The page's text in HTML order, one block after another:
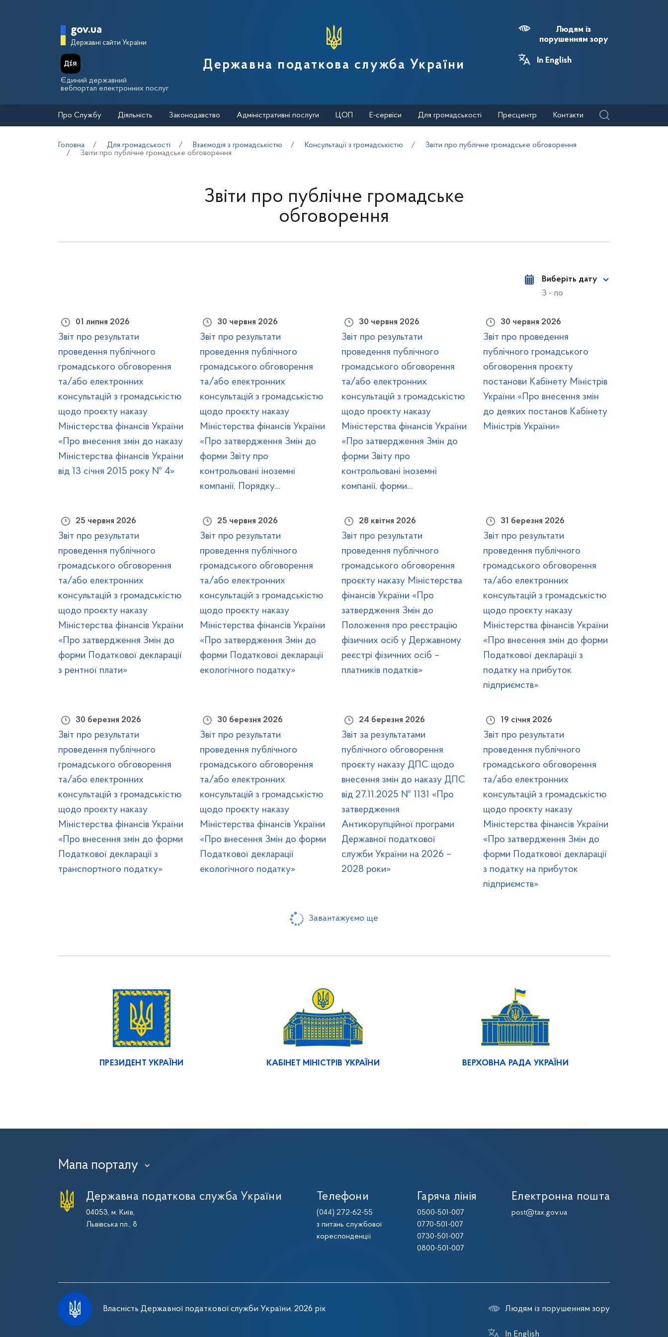
Головна сторінка Державної податкової служби України
gov.ua
Державні сайти України
Єдиний державний
вебпортал електронних послуг
Державна податкова служба України
Людям із
порушенням зору
In English
Про Службу Діяльність Законодавство Адміністративні послуги ЦОП Е-сервіси Для громадськості Пресцентр Контакти
Головна Для громадськості Взаємодія з громадськістю Консультації з громадськістю
Звіти про публічне громадське обговорення
Звіти про публічне громадське обговорення
Звіти про публічне громадське
обговорення
Виберіть дату
З - по
01 липня 2026
Звіт про результати
проведення публічного
громадського обговорення
та/або електронних
консультацій з громадськістю
щодо проєкту наказу
Міністерства фінансів України
«Про внесення змін до наказу
Міністерства фінансів України
від 13 січня 2015 року № 4»
30 червня 2026
Звіт про результати
проведення публічного
громадського обговорення
та/або електронних
консультацій з громадськістю
щодо проєкту наказу
Міністерства фінансів України
«Про затвердження Змін до
форми Звіту про
контрольовані іноземні
компанії, Порядку...
30 червня 2026
Звіт про результати
проведення публічного
громадського обговорення
та/або електронних
консультацій з громадськістю
щодо проєкту наказу
Міністерства фінансів України
«Про затвердження Змін до
форми Звіту про
контрольовані іноземні
компанії, форми...
30 червня 2026
Звіт про проведення
публічного громадського
обговорення проєкту
постанови Кабінету Міністрів
України «Про внесення змін
до деяких постанов Кабінету
Міністрів України»
25 червня 2026
Звіт про результати
проведення публічного
громадського обговорення
та/або електронних
консультацій з громадськістю
щодо проєкту наказу
Міністерства фінансів України
«Про затвердження Змін до
форми Податкової декларації
з рентної плати»
25 червня 2026
Звіт про результати
проведення публічного
громадського обговорення
та/або електронних
консультацій з громадськістю
щодо проєкту наказу
Міністерства фінансів України
«Про затвердження Змін до
форми Податкової декларації
екологічного податку»
28 квітня 2026
Звіт про результати
проведення публічного
громадського обговорення
проєкту наказу Міністерства
фінансів України «Про
затвердження Змін до
Положення про реєстрацію
фізичних осіб у Державному
реєстрі фізичних осіб –
платників податків»
31 березня 2026
Звіт про результати
проведення публічного
громадського обговорення
та/або електронних
консультацій з громадськістю
щодо проєкту наказу
Міністерства фінансів України
«Про внесення змін до форми
Податкової декларації з
податку на прибуток
підприємств»
30 березня 2026
Звіт про результати
проведення публічного
громадського обговорення
та/або електронних
консультацій з громадськістю
щодо проєкту наказу
Міністерства фінансів України
«Про внесення змін до форми
Податкової декларації з
транспортного податку»
30 березня 2026
Звіт про результати
проведення публічного
громадського обговорення
та/або електронних
консультацій з громадськістю
щодо проєкту наказу
Міністерства фінансів України
«Про внесення Змін до форми
Податкової декларації
екологічного податку»
24 березня 2026
Звіт за результатами
публічного обговорення
проєкту наказу ДПС щодо
внесення змін до наказу ДПС
від 27.11.2025 № 1131 «Про
затвердження
Антикорупційної програми
Державної податкової
служби України на 2026 –
2028 роки»
19 січня 2026
Звіт про результати
проведення публічного
громадського обговорення
та/або електронних
консультацій з громадськістю
щодо проєкту наказу
Міністерства фінансів України
«Про затвердження Змін до
форми Податкової декларації
з податку на прибуток
підприємств»
Завантажуємо ще
ПРЕЗИДЕНТ УКРАЇНИ КАБІНЕТ МІНІСТРІВ УКРАЇНИ ВЕРХОВНА РАДА УКРАЇНИ
Мапа порталу ›
Державна податкова служба України
04053, м. Київ,
Львівська пл., 8
Телефони
(044) 272-62-55
з питань службової
кореспонденції
Гаряча лінія
0500-501-007
0770-501-007
0730-501-007
0800-501-007
Електронна пошта
post@tax.gov.ua
Власність Державної податкової служби України. 2026 рік Людям із порушенням зору
In English